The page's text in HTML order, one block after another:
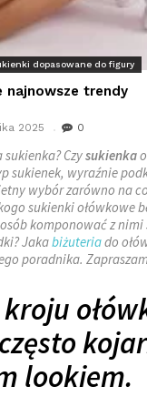
dopasowane do figury
najnowsze trendy
2025 0
Czysukienka
sukienek, wyraźnie
wybór zarówno na
sukienki ołówkowe
komponować z
Jakabiżuteriado
poradnika.
lookiem.